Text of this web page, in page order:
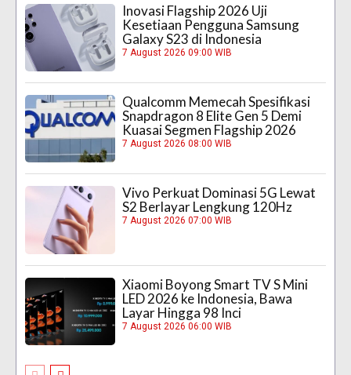
Inovasi Flagship 2026 Uji
Kesetiaan Pengguna Samsung
Galaxy S23 di Indonesia
7 August 2026 09:00 WIB
Qualcomm Memecah Spesifikasi
Snapdragon 8 Elite Gen 5 Demi
Kuasai Segmen Flagship 2026
7 August 2026 08:00 WIB
Vivo Perkuat Dominasi 5G Lewat
S2 Berlayar Lengkung 120Hz
7 August 2026 07:00 WIB
Xiaomi Boyong Smart TV S Mini
LED 2026 ke Indonesia, Bawa
Layar Hingga 98 Inci
7 August 2026 06:00 WIB